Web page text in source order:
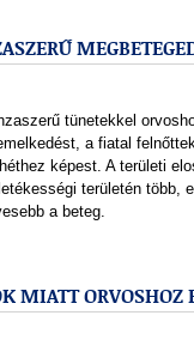
tünetekkel
a fiatal
képest. A területi
területén több,
a beteg.
MIATT ORVOSHOZ